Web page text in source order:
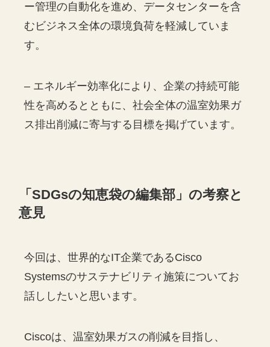
ー管理の自動化を進め、データセンターを含
むビジネス全体の環境負荷を軽減していま
す。
– エネルギー効率化により、企業の持続可能
性を高めるとともに、社会全体の温室効果ガ
ス排出削減に寄与する目標を掲げています。
「SDGsの知恵袋の編集部」の考察と
意見
今回は、世界的なIT企業であるCisco
Systemsのサステナビリティ施策についてお
話ししたいと思います。
Ciscoは、温室効果ガスの削減を目指し、